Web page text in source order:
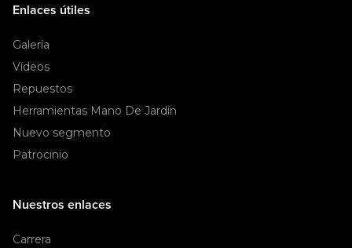
Enlaces útiles
Galería
Vídeos
Repuestos
Herramientas Mano De Jardín
Nuevo segmento
Patrocinio
Nuestros enlaces
Carrera